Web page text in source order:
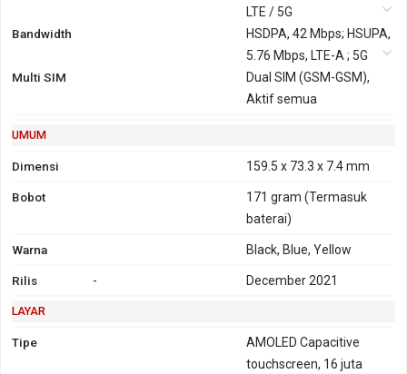
LTE / 5G
2G
HSDPA 850,
900, 1800,
1900
GPRS
Bandwidth
HSDPA, 42 Mbps; HSUPA,
5.76 Mbps, LTE-A ; 5G
Multi SIM
Dual SIM (GSM-GSM),
Aktif semua
UMUM
Dimensi 159.5 x 73.3 x 7.4 mm
Bobot 171 gram (Termasuk
baterai)
Warna Black, Blue, Yellow
Rilis - December 2021
LAYAR
Tipe
AMOLED Capacitive
touchscreen, 16 juta